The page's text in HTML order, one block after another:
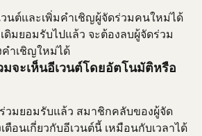
นต์และเพิ่มคำเชิญผู้จัดร่วมคนใหม่ได้
ดิมยอมรับไปแล้ว จะต้องลบผู้จัดร่วม
คำเชิญใหม่ได้
จะเห็นอีเวนต์โดยอัตโนมัติหรือ
วมยอมรับแล้ว สมาชิกคลับของผู้จัด
ตือนเกี่ยวกับอีเวนต์นี้ เหมือนกับเวลาได้